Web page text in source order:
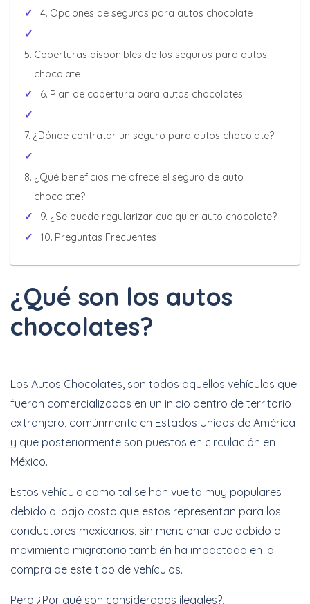
Opciones de seguros para autos chocolate
Coberturas disponibles de los seguros para autos
chocolate
Plan de cobertura para autos chocolates
¿Dónde contratar un seguro para autos chocolate?
¿Qué beneficios me ofrece el seguro de auto
chocolate?
¿Se puede regularizar cualquier auto chocolate?
Preguntas Frecuentes
¿Qué son los autos
chocolates?
Los Autos Chocolates, son todos aquellos vehículos que
fueron comercializados en un inicio dentro de territorio
extranjero, comúnmente en Estados Unidos de América
y que posteriormente son puestos en circulación en
México.
Estos vehículo como tal se han vuelto muy populares
debido al bajo costo que estos representan para los
conductores mexicanos, sin mencionar que debido al
movimiento migratorio también ha impactado en la
compra de este tipo de vehículos.
Pero ¿Por qué son considerados ilegales?,